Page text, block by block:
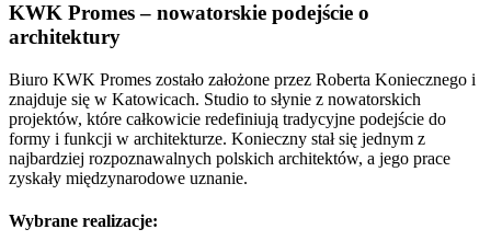
KWK Promes – nowatorskie podejście o
architektury
Biuro KWK Promes zostało założone przez Roberta Koniecznego i
znajduje się w Katowicach. Studio to słynie z nowatorskich
projektów, które całkowicie redefiniują tradycyjne podejście do
formy i funkcji w architekturze. Konieczny stał się jednym z
najbardziej rozpoznawalnych polskich architektów, a jego prace
zyskały międzynarodowe uznanie.
Wybrane realizacje: